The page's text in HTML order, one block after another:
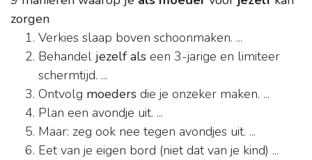
zorgen
Verkies slaap boven schoonmaken. ...
Behandel jezelf als een 3-jarige en limiteer
schermtijd. ...
Ontvolg moeders die je onzeker maken. ...
Plan een avondje uit. ...
Maar: zeg ook nee tegen avondjes uit. ...
Eet van je eigen bord (niet dat van je kind) ...